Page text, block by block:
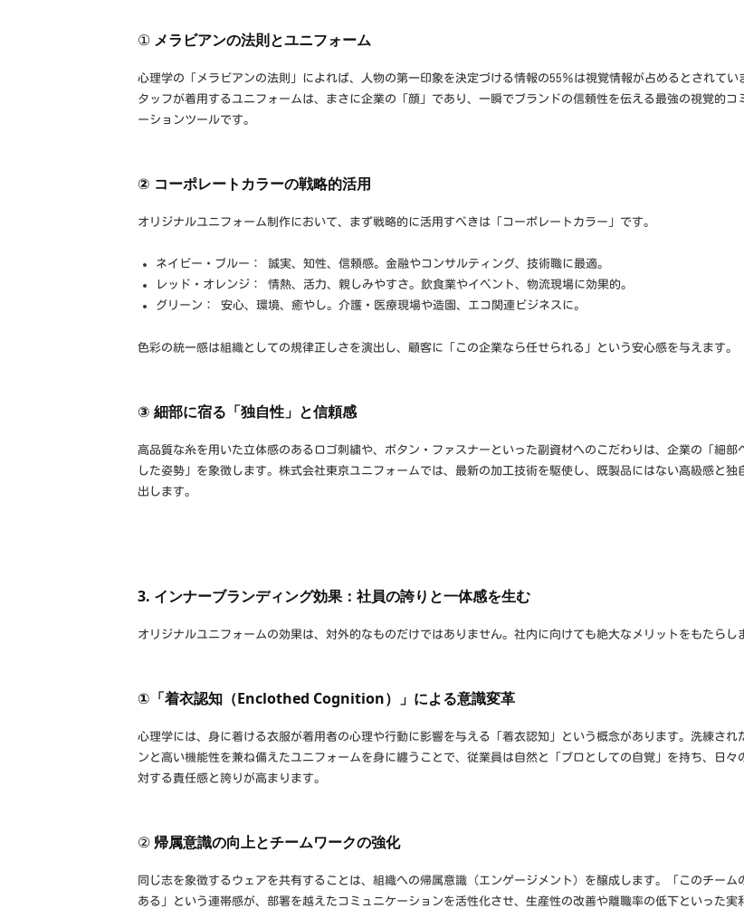
① メラビアンの法則とユニフォーム
心理学の「メラビアンの法則」によれば、人物の第一印象を決定づける情報の55％は視覚情報が占めるとされてい
タッフが着用するユニフォームは、まさに企業の「顔」であり、一瞬でブランドの信頼性を伝える最強の視覚的コ
ーションツールです。
② コーポレートカラーの戦略的活用
オリジナルユニフォーム制作において、まず戦略的に活用すべきは「コーポレートカラー」です。
ネイビー・ブルー： 誠実、知性、信頼感。金融やコンサルティング、技術職に最適。
レッド・オレンジ： 情熱、活力、親しみやすさ。飲食業やイベント、物流現場に効果的。
グリーン： 安心、環境、癒やし。介護・医療現場や造園、エコ関連ビジネスに。
色彩の統一感は組織としての規律正しさを演出し、顧客に「この企業なら任せられる」という安心感を与えます。
③ 細部に宿る「独自性」と信頼感
高品質な糸を用いた立体感のあるロゴ刺繍や、ボタン・ファスナーといった副資材へのこだわりは、企業の「細部
した姿勢」を象徴します。株式会社東京ユニフォームでは、最新の加工技術を駆使し、既製品にはない高級感と独
出します。
3. インナーブランディング効果：社員の誇りと一体感を生む
オリジナルユニフォームの効果は、対外的なものだけではありません。社内に向けても絶大なメリットをもたらし
①「着衣認知（Enclothed Cognition）」による意識変革
心理学には、身に着ける衣服が着用者の心理や行動に影響を与える「着衣認知」という概念があります。洗練され
ンと高い機能性を兼ね備えたユニフォームを身に纏うことで、従業員は自然と「プロとしての自覚」を持ち、日々
対する責任感と誇りが高まります。
② 帰属意識の向上とチームワークの強化
同じ志を象徴するウェアを共有することは、組織への帰属意識（エンゲージメント）を醸成します。「このチーム
ある」という連帯感が、部署を越えたコミュニケーションを活性化させ、生産性の改善や離職率の低下といった実